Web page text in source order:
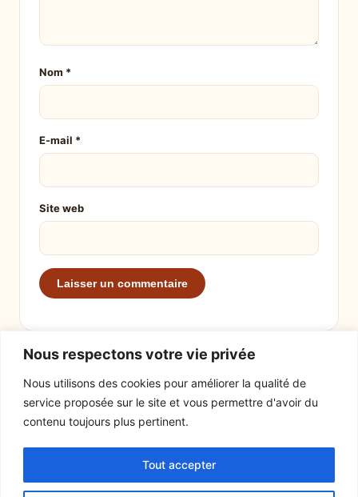
Nous respectons votre vie privée
Nous utilisons des cookies pour améliorer la qualité de
service proposée sur le site et vous permettre d'avoir du
contenu toujours plus pertinent.
Tout accepter
Nom *
E-mail *
Site web
Actualités
Mentions légales